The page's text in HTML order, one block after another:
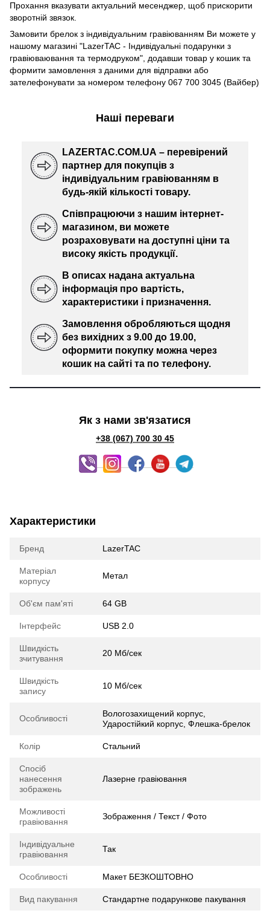
Прохання вказувати актуальний месенджер, щоб прискорити
зворотній звязок.
Замовити брелок з індивідуальним гравіюванням Ви можете у
нашому магазині "LazerTAC - Індивідуальні подарунки з
гравіюваювання та термодруком", додавши товар у кошик та
формити замовлення з даними для відправки або
зателефонувати за номером телефону 067 700 3045 (Вайбер)
Наші переваги
LAZERTAC.COM.UA – перевірений
партнер для покупців з
індивідуальним гравіюванням в
будь-якій кількості товару.
Співпрацюючи з нашим інтернет-
магазином, ви можете
розраховувати на доступні ціни та
високу якість продукції.
В описах надана актуальна
інформація про вартість,
характеристики і призначення.
Замовлення обробляються щодня
без вихідних з 9.00 до 19.00,
оформити покупку можна через
кошик на сайті та по телефону.
Як з нами зв'язатися
+38 (067) 700 30 45
Характеристики
Бренд LazerTAC
Матеріал
корпусу
Метал
Об'єм пам'яті 64 GB
Інтерфейс USB 2.0
Швидкість
зчитування
20 Мб/сек
Швидкість
запису
10 Мб/сек
Особливості
Вологозахищений корпус,
Ударостійкий корпус, Флешка-брелок
Колір Стальний
Спосіб
нанесення
зображень
Лазерне гравіювання
Можливості
гравіювання
Зображення / Текст / Фото
Індивідуальне
гравіювання
Так
Особливості Макет БЕЗКОШТОВНО
Вид пакування Стандартне подарункове пакування